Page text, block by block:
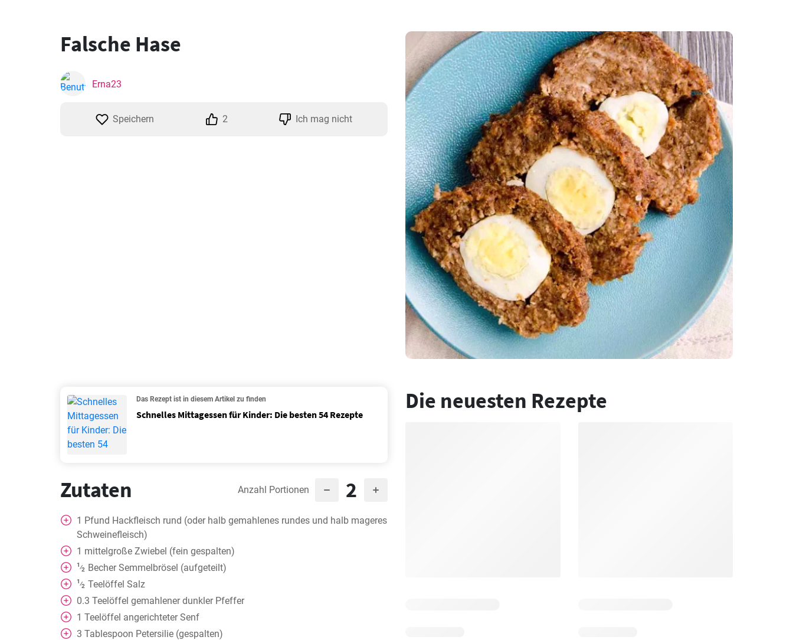
Falsche Hase
Erna23
Speichern 2 Ich mag nicht
Das Rezept ist in diesem Artikel zu finden
Schnelles Mittagessen für Kinder: Die besten 54 Rezepte
Zutaten Anzahl Portionen 2
1 Pfund Hackfleisch rund (oder halb gemahlenes rundes und halb mageres
Schweinefleisch)
1 mittelgroße Zwiebel (fein gespalten)
1⁄2 Becher Semmelbrösel (aufgeteilt)
1⁄2 Teelöffel Salz
0.3 Teelöffel gemahlener dunkler Pfeffer
1 Teelöffel angerichteter Senf
3 Tablespoon Petersilie (gespalten)
Die neuesten Rezepte